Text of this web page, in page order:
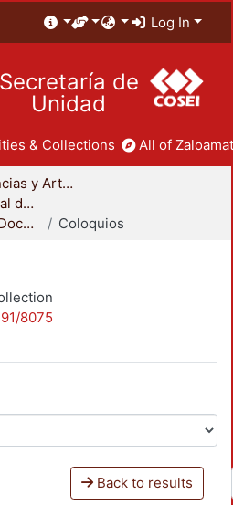
Log In
Secretaría de
Unidad
& Collections All of
División de Ciencias y Artes para el Diseño
Coordinación Divisional de Docencia
Eventos/Acciones de Docencia
Coloquios
8075
Back to results